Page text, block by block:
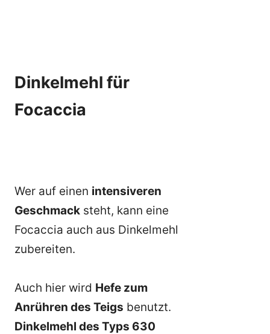
Dinkelmehl für
Focaccia
Wer auf einen intensiveren
Geschmack steht, kann eine
Focaccia auch aus Dinkelmehl
zubereiten.
Auch hier wird Hefe zum
Anrühren des Teigs benutzt.
Dinkelmehl des Typs 630